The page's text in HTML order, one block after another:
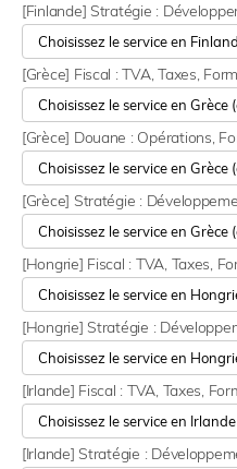
[Finlande] Stratégie :
[Grèce] Fiscal : TVA, Taxes,
[Grèce] Douane : Opérations,
[Grèce] Stratégie :
[Hongrie] Fiscal : TVA, Taxes,
[Hongrie] Stratégie :
[Irlande] Fiscal : TVA, Taxes,
[Irlande] Stratégie :